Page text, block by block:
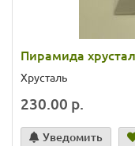
Пирамида
Хрусталь
230.00 р.
Уведомить